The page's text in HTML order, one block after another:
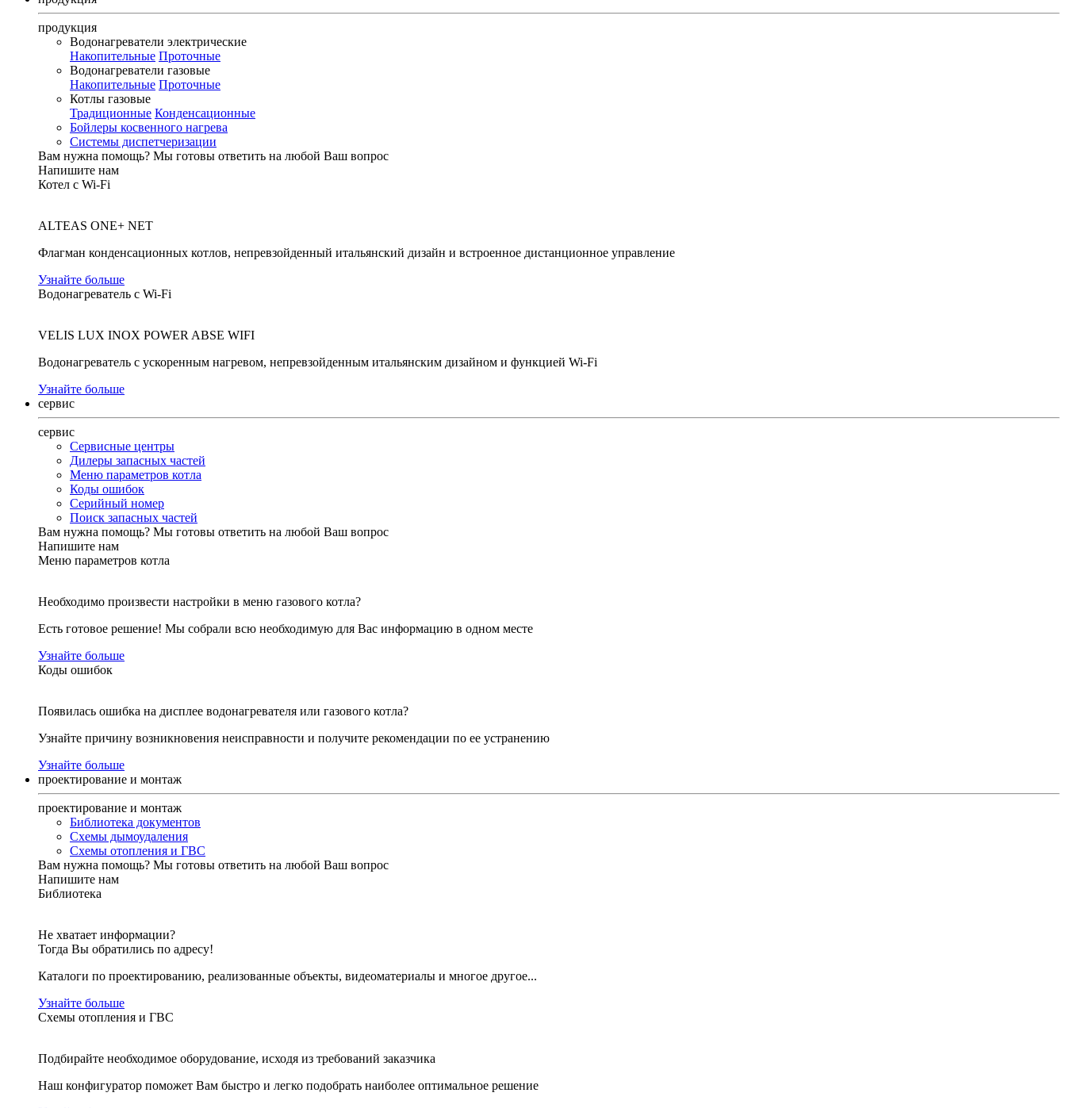
продукция
Водонагреватели электрические
Накопительные Проточные
Водонагреватели газовые
Накопительные Проточные
Котлы газовые
Традиционные Конденсационные
Бойлеры косвенного нагрева
Системы диспетчеризации
Вам нужна помощь? Мы готовы ответить на любой Ваш вопрос
Напишите нам
Котел с Wi-Fi
ALTEAS ONE+ NET
Флагман конденсационных котлов, непревзойденный итальянский дизайн и встроенное дистанционное управление
Узнайте больше
Водонагреватель с Wi-Fi
VELIS LUX INOX POWER ABSE WIFI
Водонагреватель с ускоренным нагревом, непревзойденным итальянским дизайном и функцией Wi-Fi
Узнайте больше
сервис
сервис
Сервисные центры
Дилеры запасных частей
Меню параметров котла
Коды ошибок
Серийный номер
Поиск запасных частей
Вам нужна помощь? Мы готовы ответить на любой Ваш вопрос
Напишите нам
Меню параметров котла
Необходимо произвести настройки в меню газового котла?
Есть готовое решение! Мы собрали всю необходимую для Вас информацию в одном месте
Узнайте больше
Коды ошибок
Появилась ошибка на дисплее водонагревателя или газового котла?
Узнайте причину возникновения неисправности и получите рекомендации по ее устранению
Узнайте больше
проектирование и монтаж
проектирование и монтаж
Библиотека документов
Схемы дымоудаления
Схемы отопления и ГВС
Вам нужна помощь? Мы готовы ответить на любой Ваш вопрос
Напишите нам
Библиотека
Не хватает информации?
Тогда Вы обратились по адресу!
Каталоги по проектированию, реализованные объекты, видеоматериалы и многое другое...
Узнайте больше
Схемы отопления и ГВС
Подбирайте необходимое оборудование, исходя из требований заказчика
Наш конфигуратор поможет Вам быстро и легко подобрать наиболее оптимальное решение